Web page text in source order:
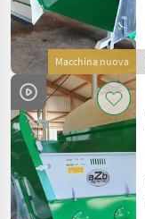
Macchina nuova